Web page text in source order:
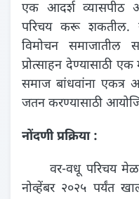
एक आदर्श व्यासपीठ
परिचय करू शकतील.
विमोचन समाजातील
प्रोत्साहन देण्यासाठी
समाज बांधवांना
जतन करण्यासाठी
नोंदणी प्रक्रिया :
वर-वधू परिचय
नोव्हेंबर २०२५ पर्यंत